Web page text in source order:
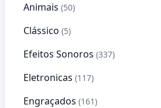
Animais (50)
Clássico (5)
Efeitos Sonoros (337)
Eletronicas (117)
Engraçados (161)